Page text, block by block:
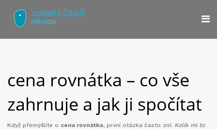
cena rovnátka – co vše
zahrnuje a jak ji spočítat
Když přemýšlíte o cena rovnátka, první otázka často zní: Kolik mi to